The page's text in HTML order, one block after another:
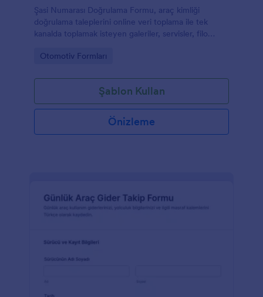
Şasi Numarası Doğrulama Formu, araç kimliği
doğrulama taleplerini online veri toplama ile tek
kanalda toplamak isteyen galeriler, servisler, filo
Go to Category:
Otomotiv Formları
Şablon Kullan
Önizleme